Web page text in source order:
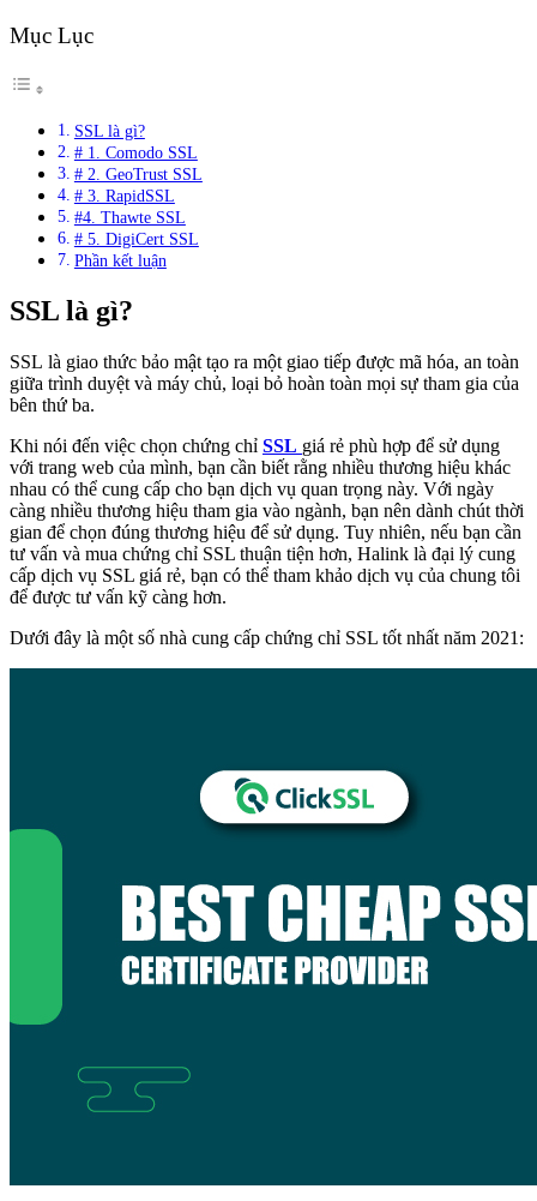
Mục Lục
SSL là gì?
# 1. Comodo SSL
# 2. GeoTrust SSL
# 3. RapidSSL
#4. Thawte SSL
# 5. DigiCert SSL
Phần kết luận
SSL là gì?
SSL là giao thức bảo mật tạo ra một giao tiếp được mã hóa, an toàn
giữa trình duyệt và máy chủ, loại bỏ hoàn toàn mọi sự tham gia của
bên thứ ba.
Khi nói đến việc chọn chứng chỉ SSL giá rẻ phù hợp để sử dụng
với trang web của mình, bạn cần biết rằng nhiều thương hiệu khác
nhau có thể cung cấp cho bạn dịch vụ quan trọng này. Với ngày
càng nhiều thương hiệu tham gia vào ngành, bạn nên dành chút thời
gian để chọn đúng thương hiệu để sử dụng. Tuy nhiên, nếu bạn cần
tư vấn và mua chứng chỉ SSL thuận tiện hơn, Halink là đại lý cung
cấp dịch vụ SSL giá rẻ, bạn có thể tham khảo dịch vụ của chung tôi
để được tư vấn kỹ càng hơn.
Dưới đây là một số nhà cung cấp chứng chỉ SSL tốt nhất năm 2021: